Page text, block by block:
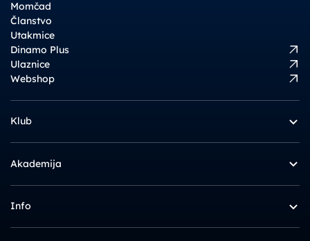
Momčad
Članstvo
Utakmice
Dinamo Plus
Ulaznice
Webshop
Klub
Akademija
Info